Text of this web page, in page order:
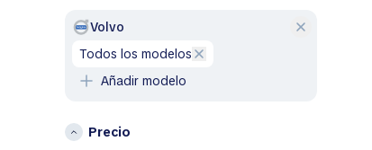
GMC
Honda
Land Rover
Volvo
todos los modelos
Añadir modelo
Precio